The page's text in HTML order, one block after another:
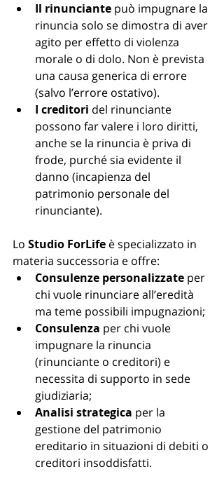
Il rinunciante può impugnare la
rinuncia solo se dimostra di aver
agito per effetto di violenza
morale o di dolo. Non è prevista
una causa generica di errore
(salvo l’errore ostativo).
I creditori del rinunciante
possono far valere i loro diritti,
anche se la rinuncia è priva di
frode, purché sia evidente il
danno (incapienza del
patrimonio personale del
rinunciante).
Lo Studio ForLife è specializzato in
materia successoria e offre:
Consulenze personalizzate per
chi vuole rinunciare all’eredità
ma teme possibili impugnazioni;
Consulenza per chi vuole
impugnare la rinuncia
(rinunciante o creditori) e
necessita di supporto in sede
giudiziaria;
Analisi strategica per la
gestione del patrimonio
ereditario in situazioni di debiti o
creditori insoddisfatti.